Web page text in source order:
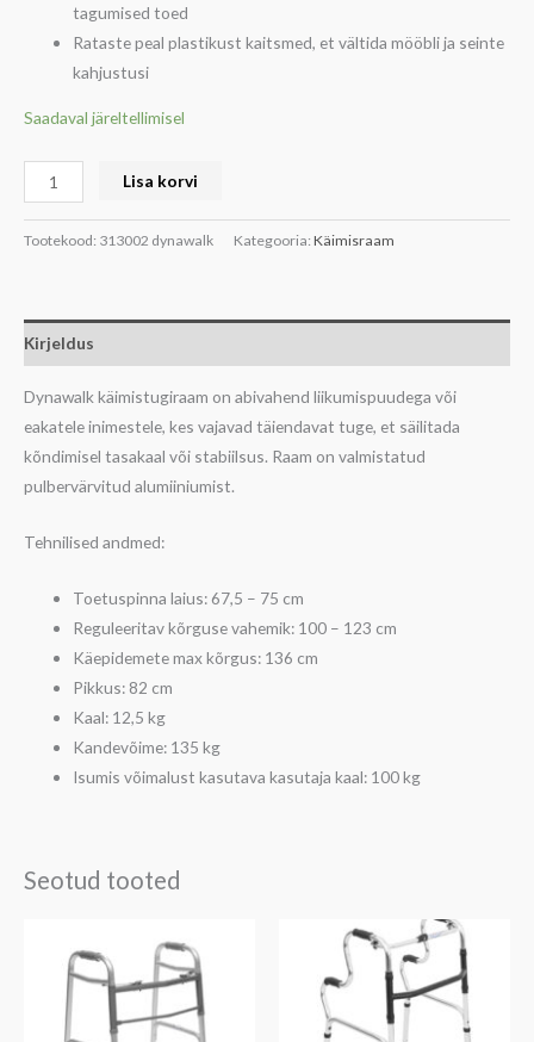
tagumised toed
Rataste peal plastikust kaitsmed, et vältida mööbli ja seinte
kahjustusi
Saadaval järeltellimisel
Lisa korvi
Tootekood: 313002 dynawalk Kategooria: Käimisraam
Kirjeldus
Dynawalk käimistugiraam on abivahend liikumispuudega või
eakatele inimestele, kes vajavad täiendavat tuge, et säilitada
kõndimisel tasakaal või stabiilsus. Raam on valmistatud
pulbervärvitud alumiiniumist.
Tehnilised andmed:
Toetuspinna laius: 67,5 – 75 cm
Reguleeritav kõrguse vahemik: 100 – 123 cm
Käepidemete max kõrgus: 136 cm
Pikkus: 82 cm
Kaal: 12,5 kg
Kandevõime: 135 kg
Isumis võimalust kasutava kasutaja kaal: 100 kg
Seotud tooted